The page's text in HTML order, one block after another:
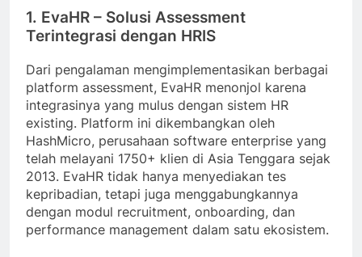
1. EvaHR – Solusi Assessment
Terintegrasi dengan HRIS
Dari pengalaman mengimplementasikan berbagai
platform assessment, EvaHR menonjol karena
integrasinya yang mulus dengan sistem HR
existing. Platform ini dikembangkan oleh
HashMicro, perusahaan software enterprise yang
telah melayani 1750+ klien di Asia Tenggara sejak
2013. EvaHR tidak hanya menyediakan tes
kepribadian, tetapi juga menggabungkannya
dengan modul recruitment, onboarding, dan
performance management dalam satu ekosistem.